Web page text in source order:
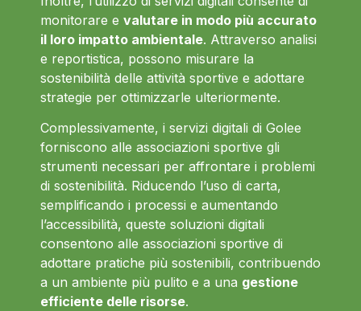
monitorare e valutare in modo più accurato
il loro impatto ambientale. Attraverso analisi
e reportistica, possono misurare la
sostenibilità delle attività sportive e adottare
strategie per ottimizzarle ulteriormente.
Complessivamente, i servizi digitali di Golee
forniscono alle associazioni sportive gli
strumenti necessari per affrontare i problemi
di sostenibilità. Riducendo l’uso di carta,
semplificando i processi e aumentando
l’accessibilità, queste soluzioni digitali
consentono alle associazioni sportive di
adottare pratiche più sostenibili, contribuendo
a un ambiente più pulito e a una gestione
efficiente delle risorse.